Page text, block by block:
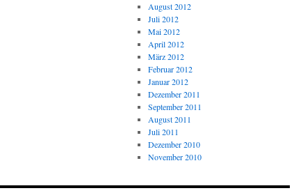
August 2012
Juli 2012
Mai 2012
April 2012
März 2012
Februar 2012
Januar 2012
Dezember 2011
September 2011
August 2011
Juli 2011
Dezember 2010
November 2010